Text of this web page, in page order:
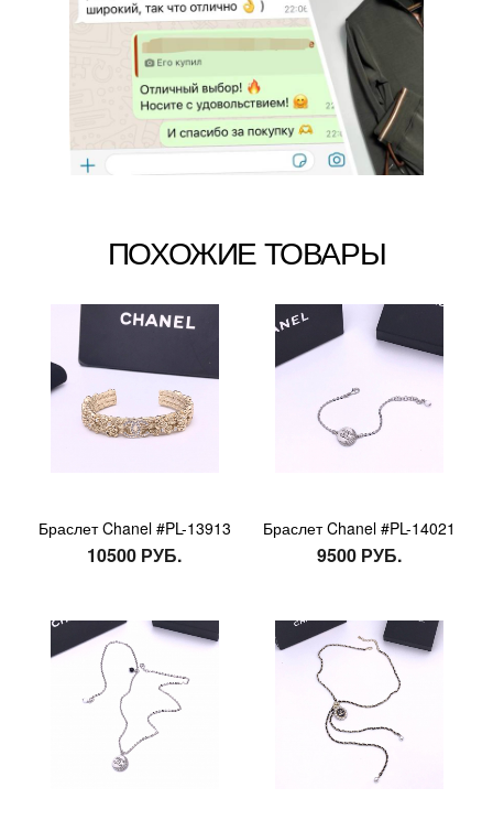
ПОХОЖИЕ ТОВАРЫ
Браслет Chanel #PL-13913
10500 РУБ.
Браслет Chanel #PL-14021
9500 РУБ.